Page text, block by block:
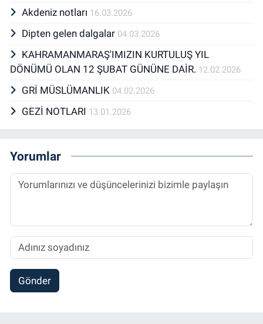
Akdeniz notları 16.03.2026
Dipten gelen dalgalar 04.03.2026
KAHRAMANMARAŞ'IMIZIN KURTULUŞ YIL
DÖNÜMÜ OLAN 12 ŞUBAT GÜNÜNE DAİR. 12.02.2026
GRİ MÜSLÜMANLIK 04.02.2026
GEZİ NOTLARI 13.01.2026
Yorumlar
Gönder